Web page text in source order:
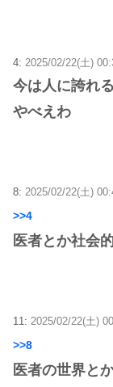
4: 2025/02/22(土)
今は人に誇れ
やべえわ
8: 2025/02/22(土)
>>4
医者とか社会
11: 2025/02/22(土)
>>8
医者の世界と